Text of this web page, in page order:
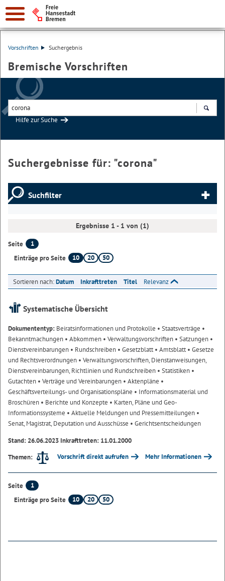
Vorschriften Suchergebnis
Bremische Vorschriften
Hilfe zur Suche
Suchergebnisse für: "corona"
Suchfilter
Ergebnisse 1 - 1 von (1)
Seite
1
Einträge pro Seite
10 20 50
Sortieren nach:Datum Inkrafttreten Titel Relevanz
Systematische Übersicht
Dokumententyp: Beiratsinformationen und Protokolle • Staatsverträge •
Bekanntmachungen • Abkommen • Verwaltungsvorschriften • Satzungen •
Dienstvereinbarungen • Rundschreiben • Gesetzblatt• Amtsblatt• Gesetze
und Rechtsverordnungen • Verwaltungsvorschriften, Dienstanweisungen,
Dienstvereinbarungen, Richtlinien und Rundschreiben • Statistiken •
Gutachten • Verträge und Vereinbarungen • Aktenpläne •
Geschäftsverteilungs- und Organisationspläne • Informationsmaterial und
Broschüren • Berichte und Konzepte • Karten, Pläne und Geo-
Informationssysteme • Aktuelle Meldungen und Pressemitteilungen •
Senat, Magistrat, Deputation und Ausschüsse • Gerichtsentscheidungen
Stand: 26.06.2023 Inkrafttreten: 11.01.2000
Themen:
Vorschrift direkt aufrufen Mehr Informationen
Seite
1
Einträge pro Seite
10 20 50